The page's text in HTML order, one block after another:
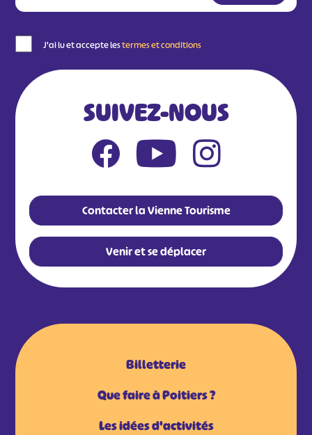
J'ai lu et accepte lestermes et conditions
SUIVEZ-NOUS
Contacter la Vienne Tourisme
Venir et se déplacer
Billetterie
Que faire à Poitiers ?
Les idées d'activités